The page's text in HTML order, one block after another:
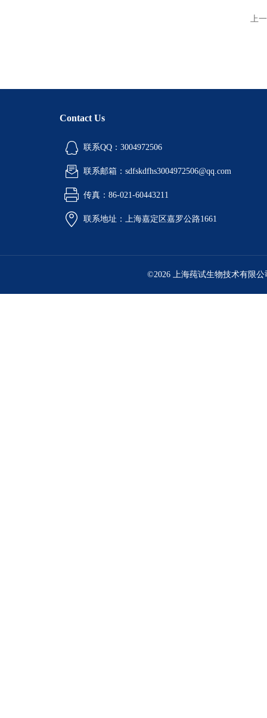
上
Contact Us
联系QQ：3004972506
联系邮箱：sdfskdfhs3004972506@qq.com
传真：86-021-60443211
联系地址：上海嘉定区嘉罗公路1661
©2026 上海莼试生物技术有限